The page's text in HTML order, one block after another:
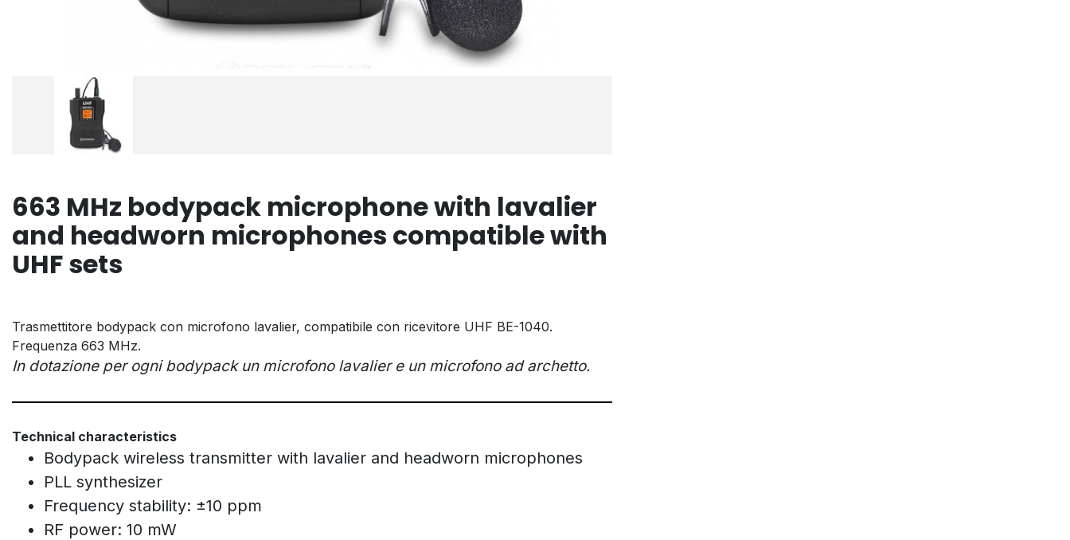
663 MHz bodypack microphone with lavalier
and headworn microphones compatible with
UHF sets
Trasmettitore bodypack con microfono lavalier, compatibile con ricevitore UHF BE-1040.
Frequenza 663 MHz.
In dotazione per ogni bodypack un microfono lavalier e un microfono ad archetto.
Technical characteristics
Bodypack wireless transmitter with lavalier and headworn microphones
PLL synthesizer
Frequency stability: ±10 ppm
RF power: 10 mW